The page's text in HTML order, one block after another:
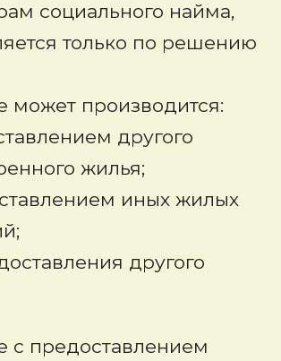
социального найма,
только по решению
может производится:
другого
жилья;
иных жилых
другого
с предоставлением